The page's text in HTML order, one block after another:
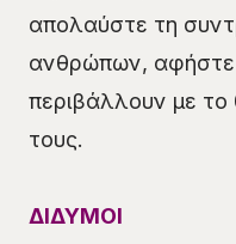
απολαύστε τη
ανθρώπων,
περιβάλλουν με
τους.
ΔΙΔΥΜΟΙ